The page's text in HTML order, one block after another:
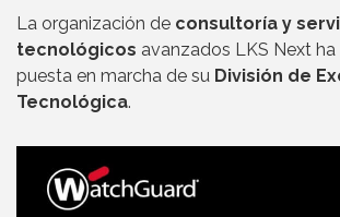
La organización de consultoría y
tecnológicos avanzados LKS Next
puesta en marcha de su División de
Tecnológica.